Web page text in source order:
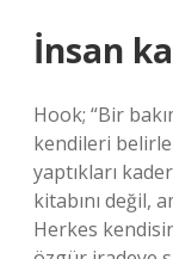
İnsan
Hook; “Bir
kendileri
yaptıkları
kitabını değil,
Herkes